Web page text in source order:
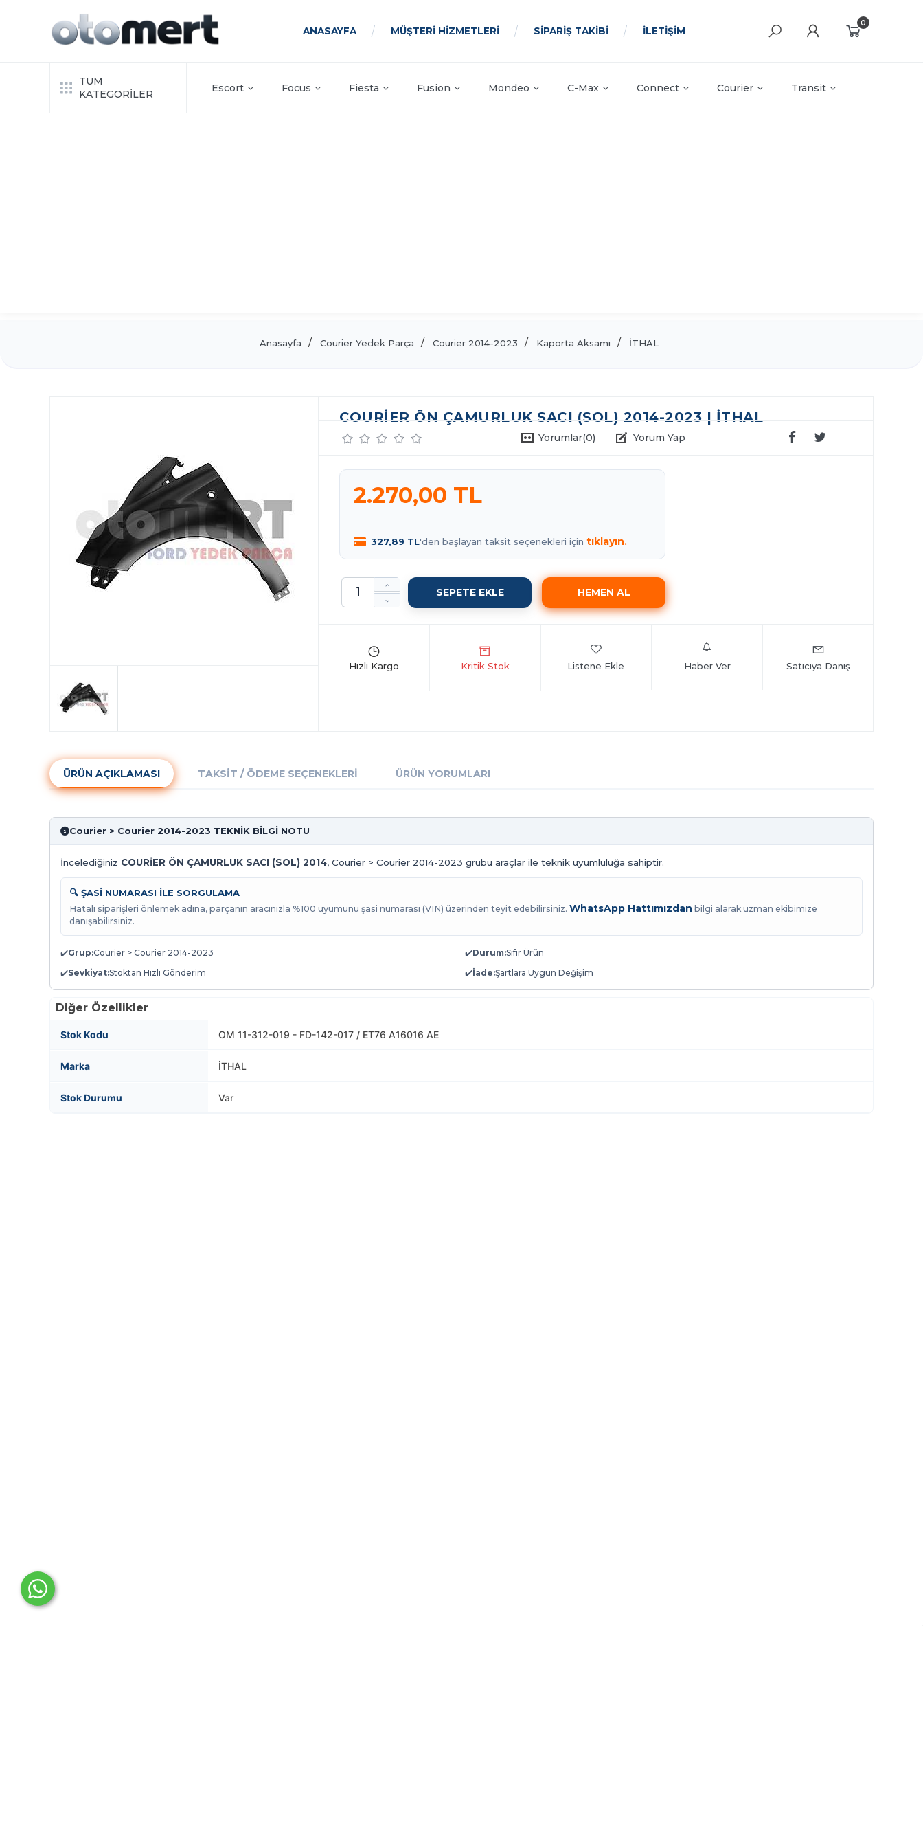
ANASAYFA MÜŞTERİ HİZMETLERİ SİPARİŞ TAKİBİ İLETİŞİM
0
TÜM
KATEGORİLER
Escort Focus Fiesta Fusion Mondeo C-Max Connect Courier Transit
Anasayfa Courier Yedek Parça Courier 2014-2023 Kaporta Aksamı İTHAL
COURIER ÖN ÇAMURLUK SACI (SOL) 2014-2023 | İTHAL
Yorumlar(0) Yorum Yap
2.270,00 TL
327,89 TL'den başlayan taksit seçenekleri için tıklayın.
Listene Ekle Haber Ver Satıcıya Danış
ÜRÜN AÇIKLAMASI TAKSIT / ÖDEME SEÇENEKLERI ÜRÜN YORUMLARI
Courier > Courier 2014-2023 TEKNİK BİLGİ NOTU
İncelediğiniz COURİER ÖN ÇAMURLUK SACI (SOL) 2014, Courier > Courier 2014-2023 grubu araçlar ile teknik uyumluluğa sahiptir.
🔍 ŞASİ NUMARASI İLE SORGULAMA
Hatalı siparişleri önlemek adına, parçanın aracınızla %100 uyumunu şasi numarası (VIN) üzerinden teyit edebilirsiniz. WhatsApp Hattımızdan bilgi alarak uzman ekibimize
danışabilirsiniz.
✔️Grup:Courier > Courier 2014-2023 ✔️Durum:Sıfır Ürün
✔️Sevkiyat:Stoktan Hızlı Gönderim ✔️İade:Şartlara Uygun Değişim
Diğer Özellikler
Stok Kodu OM 11-312-019 - FD-142-017 / ET76 A16016 AE
Marka İTHAL
Stok Durumu Var